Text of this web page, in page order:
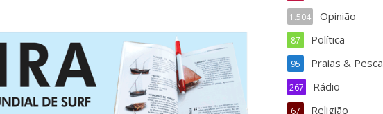
Opinião
1.504
Política
87
Praias & Pesca
95
Rádio
267
Religião
67